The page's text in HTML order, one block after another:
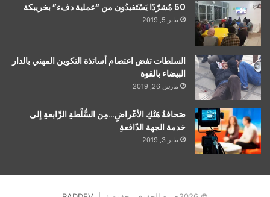
50 مُشرّدًا يَسْتَفيدُون من “عملية دفء” بخريبكة
يناير 5, 2019
السلطات تفض اعتصام أساتذة التكوين المهني بالدار
البيضاء بالقوة
مارس 26, 2019
صَحافةُ هَتْكِ الأعْراضِ…مِن السُّلْطةِ الرِّابعةِ إلى
خدمة الجهة الدّافعةِ
يناير 3, 2019